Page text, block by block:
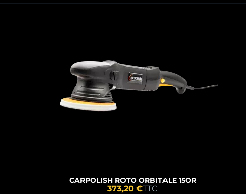
CARPOLISH ROTO ORBITALE 15OR
373,20 €TTC